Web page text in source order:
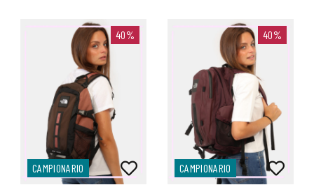
40%
CAMPIONARIO
40%
CAMPIONARIO